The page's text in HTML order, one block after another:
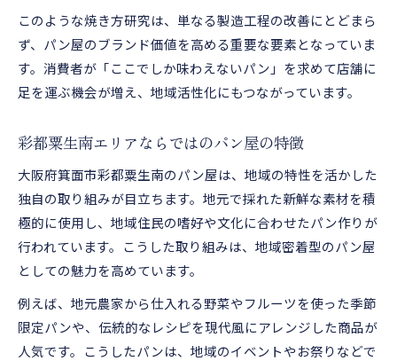
焼き方の違いが生むパン屋の味わい深さ
パン屋で焼き方研究を体験できる理由とは
パン屋で注目される焼き方の工夫とは
パン屋が注目する焼き方の最新トレンドとは
研究を重ねたパン屋独自の焼き方の工夫
パン屋焼き方研究が注目される理由を探る
パン作り技術を高める焼き方の秘訣
パン屋で身につける焼き方技術の基本とは
パン屋焼き方研究で技術が磨かれる理由
焼き方の違いがパン屋の仕上がりに与える影響
パン屋の技術向上を支える焼き方の秘訣
このような焼き方研究は、単なる製造工程の改善にとどまら
ず、パン屋のブランド価値を高める重要な要素となっていま
す。消費者が「ここでしか味わえないパン」を求めて店舗に
足を運ぶ機会が増え、地域活性化にもつながっています。
彩都粟生南エリアならではのパン屋の特徴
大阪府箕面市彩都粟生南のパン屋は、地域の特性を活かした
独自の取り組みが目立ちます。地元で採れた新鮮な素材を積
極的に使用し、地域住民の嗜好や文化に合わせたパン作りが
行われています。こうした取り組みは、地域密着型のパン屋
としての魅力を高めています。
例えば、地元農家から仕入れる野菜やフルーツを使った季節
限定パンや、伝統的なレシピを現代風にアレンジした商品が
人気です。こうしたパンは、地域のイベントやお祭りなどで